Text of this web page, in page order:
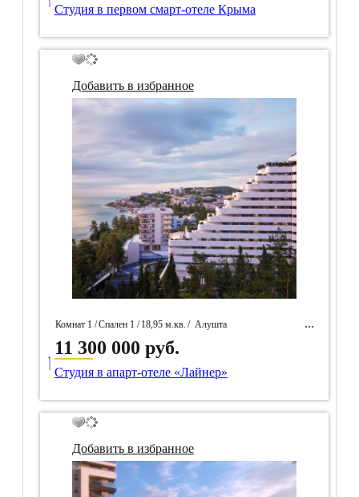
Студия в первом смарт-отеле Крыма
Добавить в избранное
Комнат 1 /Спален 1 / 18,95 м.кв. / Алушта
/ Идентификатор собственность 97595
11 300 000 руб.
____
Студия в апарт-отеле «Лайнер»
Добавить в избранное